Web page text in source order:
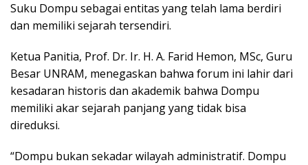
Suku Dompu sebagai entitas yang telah lama berdiri
dan memiliki sejarah tersendiri.
Ketua Panitia, Prof. Dr. Ir. H. A. Farid Hemon, MSc, Guru
Besar UNRAM, menegaskan bahwa forum ini lahir dari
kesadaran historis dan akademik bahwa Dompu
memiliki akar sejarah panjang yang tidak bisa
direduksi.
“Dompu bukan sekadar wilayah administratif. Dompu